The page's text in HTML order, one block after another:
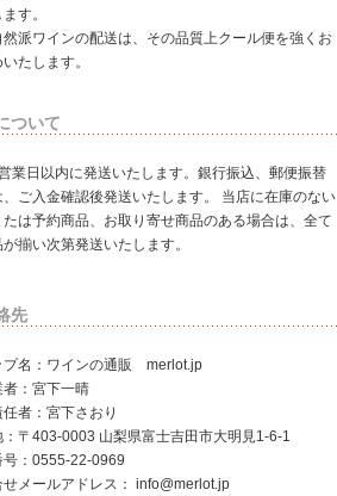
す。
然派ワインの配送は、その品質上クール便を強くお
たします。
ついて
業日以内に発送いたします。銀行振込、郵便振替
、ご入金確認後発送いたします。 当店に在庫のない
たは予約商品、お取り寄せ商品のある場合は、全て
揃い次第発送いたします。
先
プ名：ワインの通販 merlot.jp
者：宮下一晴
者：宮下さおり
：〒403-0003 山梨県富士吉田市大明見1-6-1
号：0555-22-0969
せメールアドレス： info@merlot.jp